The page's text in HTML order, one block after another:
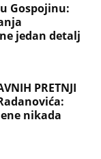
Gospojinu:
jedan detalj
PRETNJI
nikada